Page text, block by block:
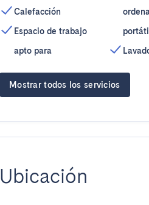
Calefacción
Espacio de trabajo
apto para
Mostrar todos los servicios
Ubicación